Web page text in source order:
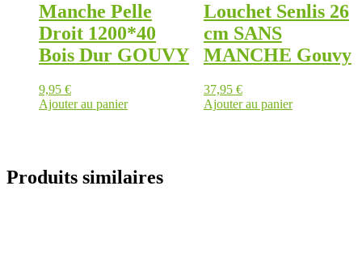
Manche Pelle
Droit 1200*40
Bois Dur GOUVY
9,95 €
Ajouter au panier
Louchet Senlis 26
cm SANS
MANCHE Gouvy
37,95 €
Ajouter au panier
Produits similaires